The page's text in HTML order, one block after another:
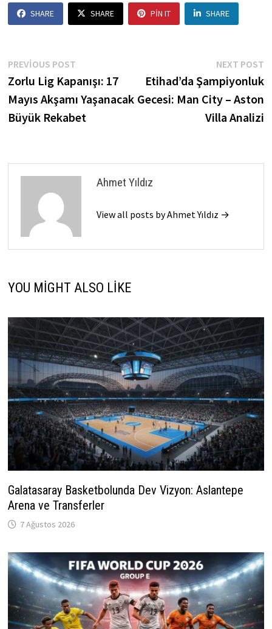
SHARE SHARE PIN IT SHARE
Yazı
gezinmesi
PREVIOUS POSTPrevious
post:
Zorlu Lig Kapanışı: 17
Mayıs Akşamı Yaşanacak
Büyük Rekabet
NEXT POST
Etihad’da Şampiyonluk
Gecesi: Man City – Aston
Villa Analizi
Ahmet Yıldız
View all posts by Ahmet Yıldız →
YOU MIGHT ALSO LIKE
Galatasaray Basketbolunda Dev Vizyon: Aslantepe
Arena ve Transferler
7 Ağustos 2026